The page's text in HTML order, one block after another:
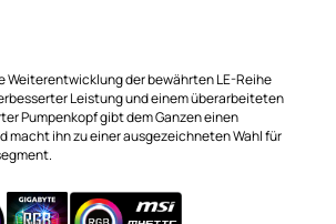
Weiterentwicklung der bewährten LE-Reihe
Leistung und einem überarbeiteten
Pumpenkopf gibt dem Ganzen einen
macht ihn zu einer ausgezeichneten Wahl für